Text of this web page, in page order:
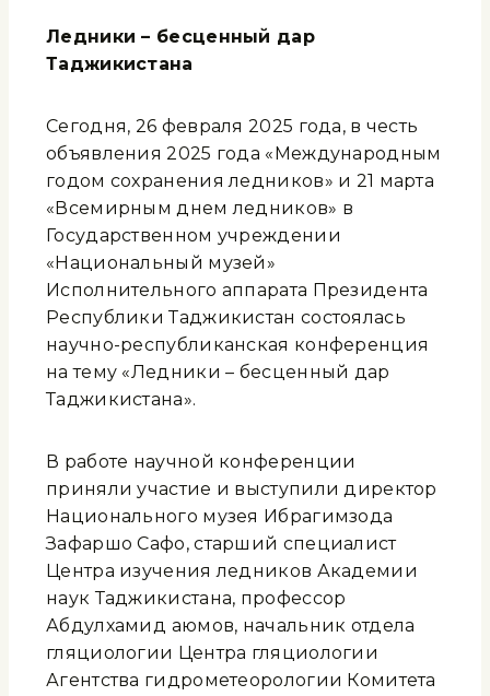
Ледники – бесценный дар
Таджикистана
Сегодня, 26 февраля 2025 года, в честь
объявления 2025 года «Международным
годом сохранения ледников» и 21 марта
«Всемирным днем ледников» в
Государственном учреждении
«Национальный музей»
Исполнительного аппарата Президента
Республики Таджикистан состоялась
научно-республиканская конференция
на тему «Ледники – бесценный дар
Таджикистана».
В работе научной конференции
приняли участие и выступили директор
Национального музея Ибрагимзода
Зафаршо Сафо, старший специалист
Центра изучения ледников Академии
наук Таджикистана, профессор
Абдулхамид Қаюмов, начальник отдела
гляциологии Центра гляциологии
Агентства гидрометеорологии Комитета